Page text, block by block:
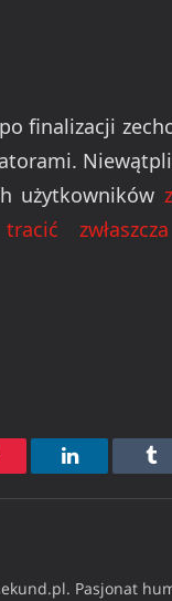
finalizacji
użytkowników
zwłaszcza
LinkedIn
Pasjonat